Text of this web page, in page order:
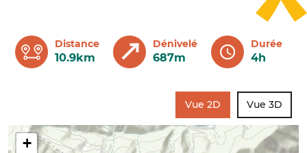
Distance
10.9km
Dénivelé
687m
Durée
4h
Vue 2D Vue 3D
+